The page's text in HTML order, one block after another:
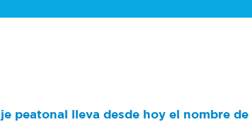
peatonal lleva desde hoy el nombre de